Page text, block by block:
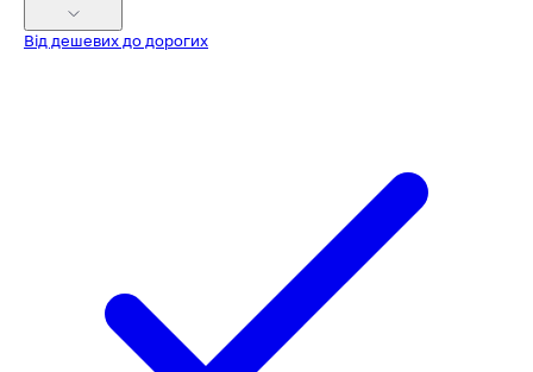
Від дешевих до дорогих